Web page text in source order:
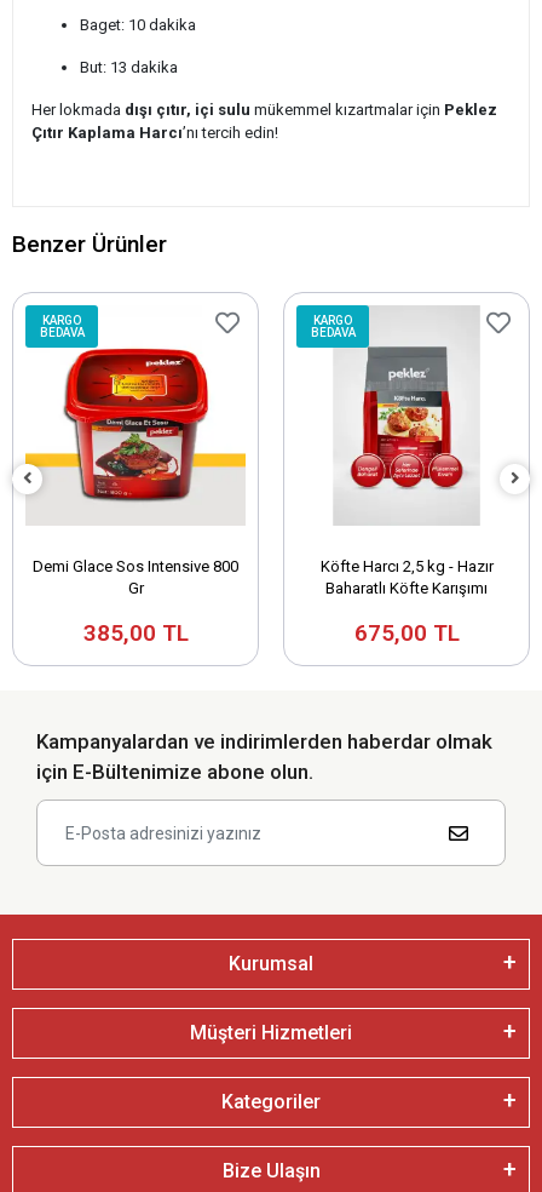
Baget: 10 dakika
But: 13 dakika
Her lokmada dışı çıtır, içi sulu mükemmel kızartmalar için Peklez
Çıtır Kaplama Harcı’nı tercih edin!
Benzer Ürünler
KARGO
BEDAVA
Demi Glace Sos Intensive 800
Gr
385,00 TL
KARGO
BEDAVA
Köfte Harcı 2,5 kg - Hazır
Baharatlı Köfte Karışımı
675,00 TL
Kampanyalardan ve indirimlerden haberdar olmak
için E-Bültenimize abone olun.
Kurumsal
Müşteri Hizmetleri
Kategoriler
Bize Ulaşın